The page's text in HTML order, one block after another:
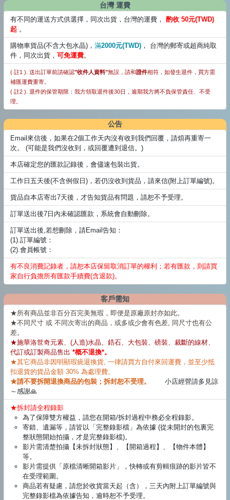
台灣 運費
有不同的運送方式供選擇，同次出貨，台灣的運費， 酌收 50元(TWD)
起 。
購物車貨品(不含大包水晶)， 滿2000元(TWD)， 台灣的郵寄或超商純取
件，同次出貨， 可免運費。
( 註1 ). 送出訂單前請確認"收件人資料"無誤，請和證件相符，如發生退件，買方需
補匯運費重寄。
( 註2 ). 退件的保管期限：我方領取退件後30日，逾期我方將不負保管責任、不受
理。
公告
Email來信後，如果在2個工作天內沒有收到我們回覆，請煩再重寄一
次。 (可能是我們沒收到，或回覆遭到退信。)
本店確定您的匯款記錄後，會儘速包裝出貨。
工作日五天後(不含例假日)，若仍沒收到貨品，請來信(附上訂單編號)。
貨品自本店寄出7天後，才告知貨品有問題，請恕不予受理。
訂單送出後7日內未確認匯款，系統會自動刪除。
訂單送出後,若想刪除，請Email告知：
(1).訂單編號：
(2).會員帳號：
有不良消費記錄者，請恕本店保留取消訂單的權利；若有匯款，則請買
家自行負擔所有匯款手續費(含退款)。
客戶需知
★所有商品並非百分百完美無瑕，即便是原廠原封亦如此。
★不同尺寸 或 不同次寄出的商品，或多或少會有色差, 同尺寸也有公
差。
★施華洛世奇元素、(人造)水晶、鋯石、大包裝、磅裝、裁斷的線材、
代訂或訂製商品售出 *概不退換*。
★其它商品非因明顯瑕疵退換貨, 一律請買方自付來回運費，並至少抵
扣退貨的貨品金額 30% 為處理費。
★請不要拆開退換商品的包裝；拆封恕不受理。
小店經營請多見諒
～感謝🙏
★拆封請全程錄影
為了保障雙方權益，請您在開箱/拆封過程中務必全程錄影。
寄錯、遺漏等，請皆以「完整錄影檔」為依據 (從未開封的包裏完
整狀態開始拍攝，才是完整錄影檔)。
影片需清楚拍攝【未拆封狀態】、【開箱過程】、【物件本體】
等。
影片需提供「原檔清晰開箱影片」，快轉或有剪輯痕跡的影片皆不
在受理範圍。
商品若有疑慮，請您於收貨當天起（含），三天內附上訂單編號與
完整錄影檔為依據告知，逾時恕不予受理。